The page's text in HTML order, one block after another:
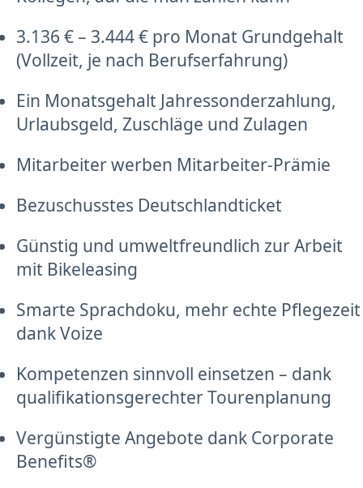
3.136 € – 3.444 € pro Monat Grundgehalt
(Vollzeit, je nach Berufserfahrung)
Ein Monatsgehalt Jahressonderzahlung,
Urlaubsgeld, Zuschläge und Zulagen
Mitarbeiter werben Mitarbeiter-Prämie
Bezuschusstes Deutschlandticket
Günstig und umweltfreundlich zur Arbeit
mit Bikeleasing
Smarte Sprachdoku, mehr echte Pflegezeit
dank Voize
Kompetenzen sinnvoll einsetzen – dank
qualifikationsgerechter Tourenplanung
Vergünstigte Angebote dank Corporate
Benefits®